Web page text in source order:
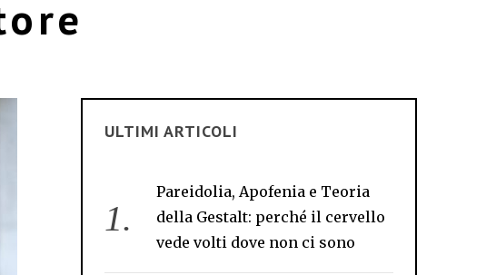
ULTIMI ARTICOLI
Pareidolia, Apofenia e Teoria
della Gestalt: perché il cervello
vede volti dove non ci sono